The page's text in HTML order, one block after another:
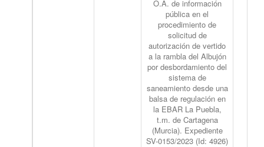
O.A. de información
pública en el
procedimiento de
solicitud de
autorización de vertido
a la rambla del Albujón
por desbordamiento del
sistema de
saneamiento desde una
balsa de regulación en
la EBAR La Puebla,
t.m. de Cartagena
(Murcia). Expediente
SV-0153/2023 (Id: 4926)